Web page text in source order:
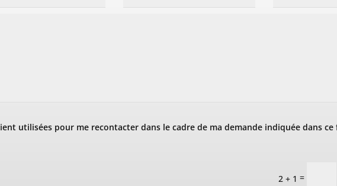
utilisées pour me recontacter dans le cadre de ma demande indiquée dans
2 + 1 =